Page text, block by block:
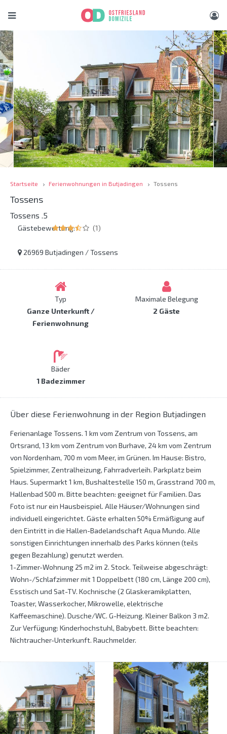
Startseite Ferienwohnungen in Butjadingen Tossens
Tossens
Tossens .5
Gästebewertung: (1)
26969 Butjadingen / Tossens
Typ
Ganze Unterkunft /
Ferienwohnung
Maximale Belegung
2 Gäste
Bäder
1 Badezimmer
Über diese Ferienwohnung in der Region Butjadingen
Ferienanlage Tossens. 1 km vom Zentrum von Tossens, am
Ortsrand, 13 km vom Zentrum von Burhave, 24 km vom Zentrum
von Nordenham, 700 m vom Meer, im Grünen. Im Hause: Bistro,
Spielzimmer, Zentralheizung, Fahrradverleih. Parkplatz beim
Haus. Supermarkt 1 km, Bushaltestelle 150 m, Grasstrand 700 m,
Hallenbad 500 m. Bitte beachten: geeignet für Familien. Das
Foto ist nur ein Hausbeispiel. Alle Häuser/Wohnungen sind
individuell eingerichtet. Gäste erhalten 50% Ermäßigung auf
den Eintritt in die Hallen-Badelandschaft Aqua Mundo. Alle
sonstigen Einrichtungen innerhalb des Parks können (teils
gegen Bezahlung) genutzt werden.
1-Zimmer-Wohnung 25 m2 im 2. Stock. Teilweise abgeschrägt:
Wohn-/Schlafzimmer mit 1 Doppelbett (180 cm, Länge 200 cm),
Esstisch und Sat-TV. Kochnische (2 Glaskeramikplatten,
Toaster, Wasserkocher, Mikrowelle, elektrische
Kaffeemaschine). Dusche/WC. G-Heizung. Kleiner Balkon 3 m2.
Zur Verfügung: Kinderhochstuhl, Babybett. Bitte beachten:
Nichtraucher-Unterkunft. Rauchmelder.